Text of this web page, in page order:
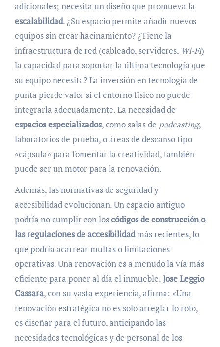
adicionales; necesita un diseño que promueva la
escalabilidad. ¿Su espacio permite añadir nuevos
equipos sin crear hacinamiento? ¿Tiene la
infraestructura de red (cableado, servidores, Wi-Fi)
la capacidad para soportar la última tecnología que
su equipo necesita? La inversión en tecnología de
punta pierde valor si el entorno físico no puede
integrarla adecuadamente. La necesidad de
espacios especializados, como salas de podcasting,
laboratorios de prueba, o áreas de descanso tipo
«cápsula» para fomentar la creatividad, también
puede ser un motor para la renovación.
Además, las normativas de seguridad y
accesibilidad evolucionan. Un espacio antiguo
podría no cumplir con loscódigos de construcción o
las regulaciones de accesibilidadmás recientes, lo
que podría acarrear multas o limitaciones
operativas. Una renovación es a menudo la vía más
eficiente para poner al día el inmueble.Jose Leggio
Cassara, con su vasta experiencia, afirma: «Una
renovación estratégica no es solo arreglar lo roto,
es diseñar para el futuro, anticipando las
necesidades tecnológicas y de personal de los